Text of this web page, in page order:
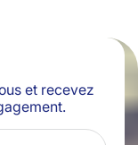
et recevez